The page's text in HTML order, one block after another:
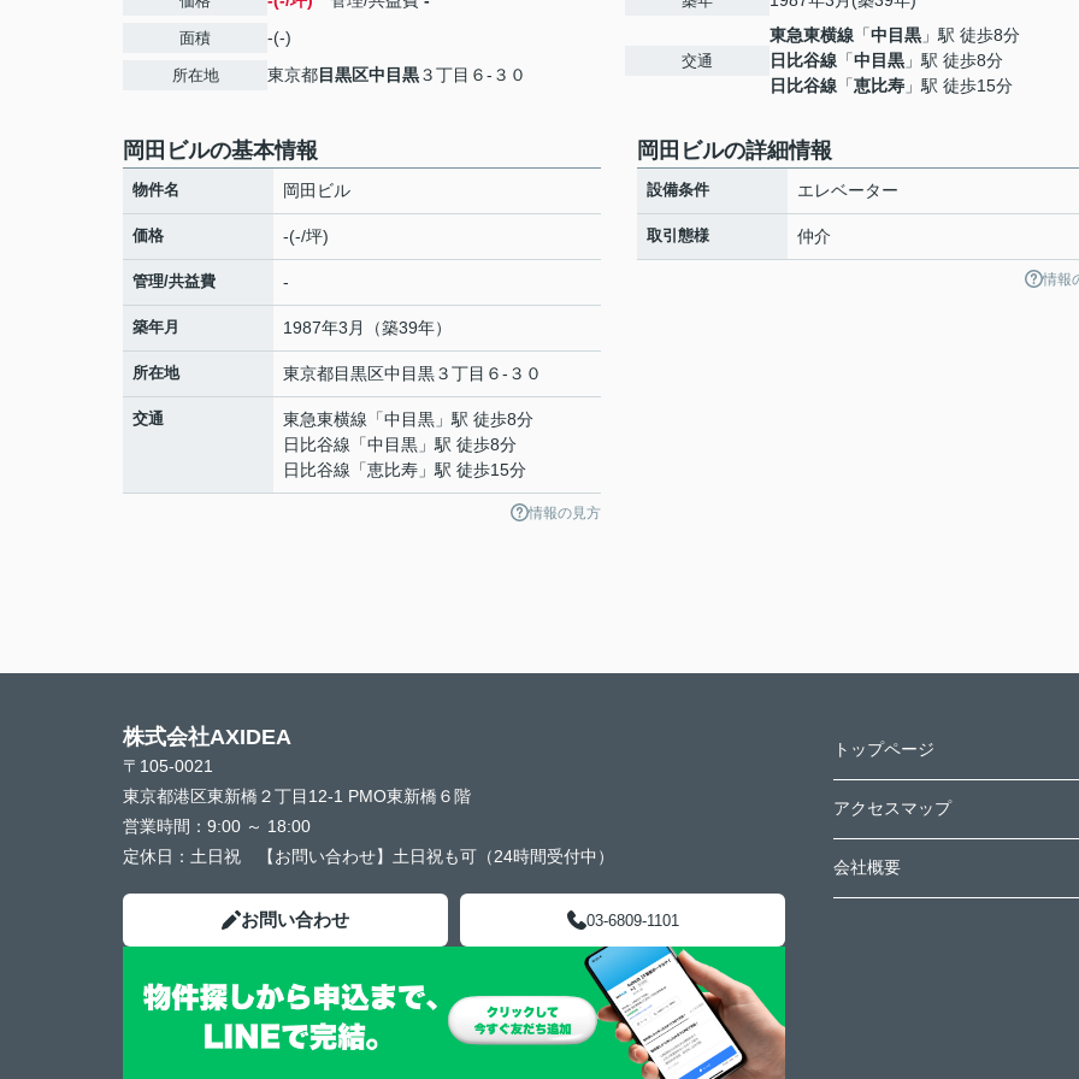
面積 -(-)
所在地 東京都目黒区中目黒３丁目６-３０
交通
東急東横線 「中目黒 」駅 徒歩8分
日比谷線 「中目黒 」駅 徒歩8分
日比谷線 「恵比寿 」駅 徒歩15分
岡田ビルの基本情報
物件名 岡田ビル
価格 -(-/坪)
管理/共益費 -
築年月 1987年3月（築39年）
所在地 東京都目黒区中目黒３丁目６-３０
交通 東急東横線 「中目黒 」駅 徒歩8分
日比谷線 「中目黒 」駅 徒歩8分
日比谷線 「恵比寿 」駅 徒歩15分
情報の見方
岡田ビルの詳細情報
設備条件 エレベーター
取引態様 仲介
情報
株式会社AXIDEA
〒105-0021
東京都港区東新橋２丁目12-1 PMO東新橋６階
営業時間： 9:00 ～ 18:00
定休日： 土日祝 【お問い合わせ】土日祝も可（24時間受付中）
お問い合わせ 03-6809-1101
トップページ
アクセスマップ
会社概要